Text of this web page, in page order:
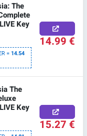
The
Key
=14.54
14.99 €
The
Key
15.27 €